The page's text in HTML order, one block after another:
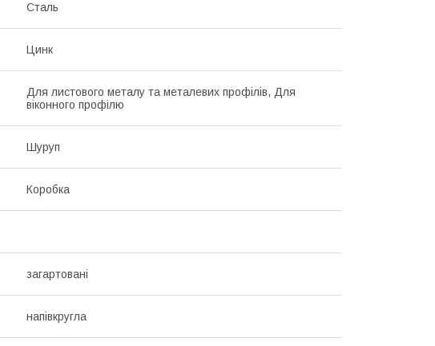
Сталь
Цинк
Для листового металу та металевих профілів, Для
віконного профілю
Шуруп
Коробка
загартовані
напівкругла